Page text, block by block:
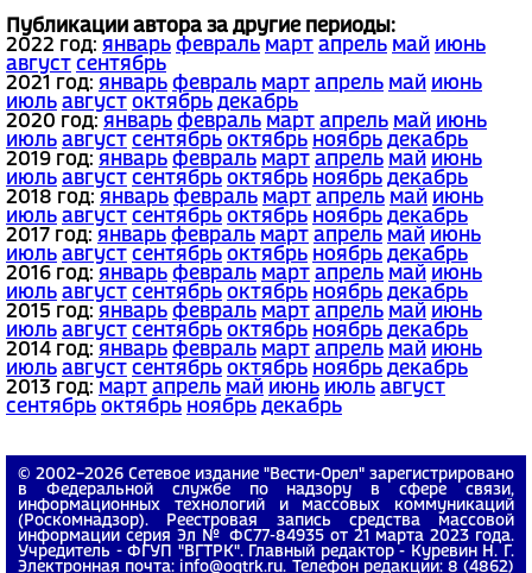
Публикации автора за другие периоды:
2022 год: январь февраль март апрель май июнь
август сентябрь
2021 год: январь февраль март апрель май июнь
июль август октябрь декабрь
2020 год: январь февраль март апрель май июнь
июль август сентябрь октябрь ноябрь декабрь
2019 год: январь февраль март апрель май июнь
июль август сентябрь октябрь ноябрь декабрь
2018 год: январь февраль март апрель май июнь
июль август сентябрь октябрь ноябрь декабрь
2017 год: январь февраль март апрель май июнь
июль август сентябрь октябрь ноябрь декабрь
2016 год: январь февраль март апрель май июнь
июль август сентябрь октябрь ноябрь декабрь
2015 год: январь февраль март апрель май июнь
июль август сентябрь октябрь ноябрь декабрь
2014 год: январь февраль март апрель май июнь
июль август сентябрь октябрь ноябрь декабрь
2013 год: март апрель май июнь июль август
сентябрь октябрь ноябрь декабрь
© 2002−2026 Сетевое издание "Вести-Орел" зарегистрировано
в Федеральной службе по надзору в сфере связи,
информационных технологий и массовых коммуникаций
(Роскомнадзор). Реестровая запись средства массовой
информации серия Эл № ФС77-84935 от 21 марта 2023 года.
Учредитель - ФГУП "ВГТРК". Главный редактор - Куревин Н. Г.
Электронная почта: info@ogtrk.ru. Телефон редакции: 8 (4862)